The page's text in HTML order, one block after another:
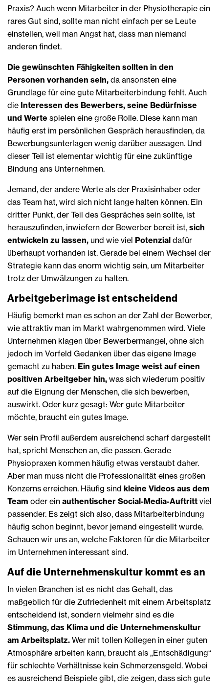
Praxis? Auch wenn Mitarbeiter in der Physiotherapie ein
rares Gut sind, sollte man nicht einfach per se Leute
einstellen, weil man Angst hat, dass man niemand
anderen findet.
Die gewünschten Fähigkeiten sollten in den
Personen vorhanden sein, da ansonsten eine
Grundlage für eine gute Mitarbeiterbindung fehlt. Auch
die Interessen des Bewerbers, seine Bedürfnisse
und Werte spielen eine große Rolle. Diese kann man
häufig erst im persönlichen Gespräch herausfinden, da
Bewerbungsunterlagen wenig darüber aussagen. Und
dieser Teil ist elementar wichtig für eine zukünftige
Bindung ans Unternehmen.
Jemand, der andere Werte als der Praxisinhaber oder
das Team hat, wird sich nicht lange halten können. Ein
dritter Punkt, der Teil des Gespräches sein sollte, ist
herauszufinden, inwiefern der Bewerber bereit ist, sich
entwickeln zu lassen, und wie viel Potenzial dafür
überhaupt vorhanden ist. Gerade bei einem Wechsel der
Strategie kann das enorm wichtig sein, um Mitarbeiter
trotz der Umwälzungen zu halten.
Arbeitgeberimage ist entscheidend
Häufig bemerkt man es schon an der Zahl der Bewerber,
wie attraktiv man im Markt wahrgenommen wird. Viele
Unternehmen klagen über Bewerbermangel, ohne sich
jedoch im Vorfeld Gedanken über das eigene Image
gemacht zu haben. Ein gutes Image weist auf einen
positiven Arbeitgeber hin, was sich wiederum positiv
auf die Eignung der Menschen, die sich bewerben,
auswirkt. Oder kurz gesagt: Wer gute Mitarbeiter
möchte, braucht ein gutes Image.
Wer sein Profil außerdem ausreichend scharf dargestellt
hat, spricht Menschen an, die passen. Gerade
Physiopraxen kommen häufig etwas verstaubt daher.
Aber man muss nicht die Professionalität eines großen
Konzerns erreichen. Häufig sind kleine Videos aus dem
Team oder ein authentischer Social-Media-Auftritt viel
passender. Es zeigt sich also, dass Mitarbeiterbindung
häufig schon beginnt, bevor jemand eingestellt wurde.
Schauen wir uns an, welche Faktoren für die Mitarbeiter
im Unternehmen interessant sind.
Auf die Unternehmenskultur kommt es an
In vielen Branchen ist es nicht das Gehalt, das
maßgeblich für die Zufriedenheit mit einem Arbeitsplatz
entscheidend ist, sondern vielmehr sind es die
Stimmung, das Klima und die Unternehmenskultur
am Arbeitsplatz. Wer mit tollen Kollegen in einer guten
Atmosphäre arbeiten kann, braucht als „Entschädigung“
für schlechte Verhältnisse kein Schmerzensgeld. Wobei
es ausreichend Beispiele gibt, die zeigen, dass sich gute